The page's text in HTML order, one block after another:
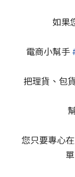
如果
電商小幫手
把理貨、包
您只要專心